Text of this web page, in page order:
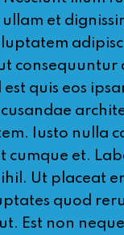
et
quis eos
Iusto nulla
et.
Ut placeat
quod
Est non